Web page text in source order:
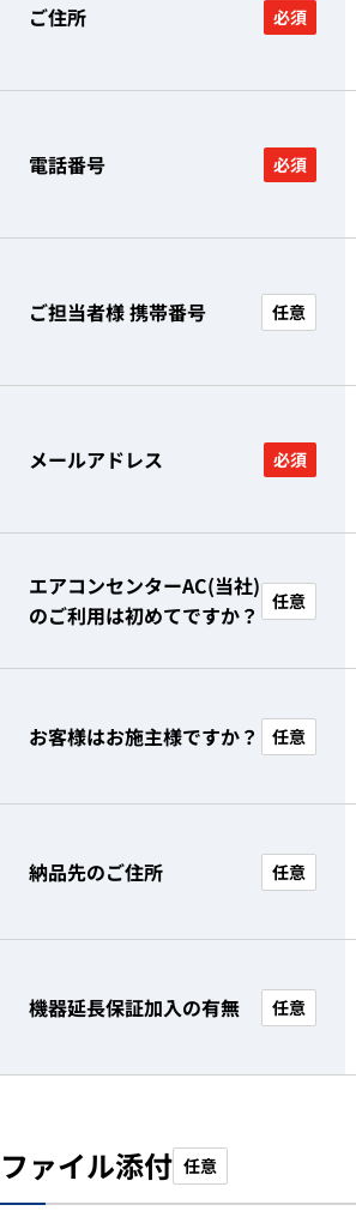
ご住所 必須
電話番号 必須
ご担当者様 携帯番号 任意
メールアドレス 必須
エアコンセンターAC(当社)
のご利用は初めてですか？
任意
お客様はお施主様ですか？ 任意
納品先のご住所 任意
機器延長保証加入の有無 任意
ファイル添付 任意